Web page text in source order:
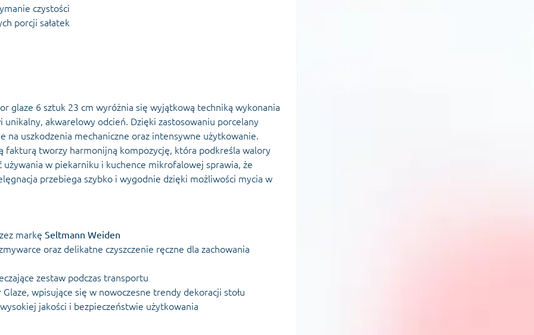
czystości
porcji sałatek
glaze 6 sztuk 23 cm wyróżnia się wyjątkową techniką wykonania
akwarelowy odcień. Dzięki zastosowaniu porcelany
na uszkodzenia mechaniczne oraz intensywne użytkowanie.
tworzy harmonijną kompozycję, która podkreśla walory
w piekarniku i kuchence mikrofalowej sprawia, że
przebiega szybko i wygodnie dzięki możliwości mycia w
markę Seltmann Weiden
oraz delikatne czyszczenie ręczne dla zachowania
zestaw podczas transportu
wpisujące się w nowoczesne trendy dekoracji stołu
jakości i bezpieczeństwie użytkowania